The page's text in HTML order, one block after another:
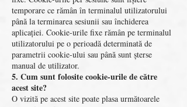
temporare ce rămân în terminalul utilizatorului
până la terminarea sesiunii sau închiderea
aplicației. Cookie-urile fixe rămân pe terminalul
utilizatorului pe o perioadă determinată de
parametrii cookie-ului sau până sunt șterse
manual de utilizator.
5. Cum sunt folosite cookie-urile de către
acest site?
O vizită pe acest site poate plasa următoarele